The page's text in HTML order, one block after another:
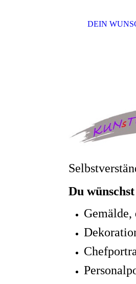
DEIN
Du